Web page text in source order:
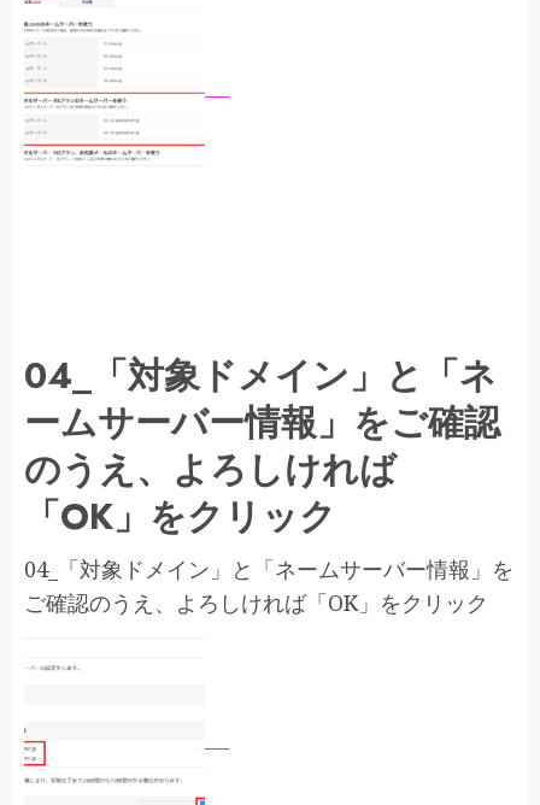
04_「対象ドメイン」と「ネ
ームサーバー情報」をご確認
のうえ、よろしければ
「OK」をクリック
04_「対象ドメイン」と「ネームサーバー情報」を
ご確認のうえ、よろしければ「OK」をクリック